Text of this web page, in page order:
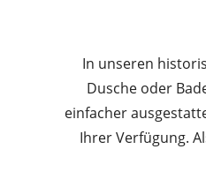
In unseren
Dusche oder
einfacher
Ihrer Verfügung.